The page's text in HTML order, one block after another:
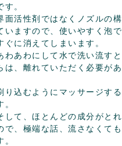
す。
面活性剤ではなくノズルの
いますので、使いやすく泡で
ぐに消えてしまいます。
わあわにして水で洗い流す
は、離れていただく必要があ
り込むようにマッサージす
。
して、ほとんどの成分がと
で、極端な話、流さなくて
。